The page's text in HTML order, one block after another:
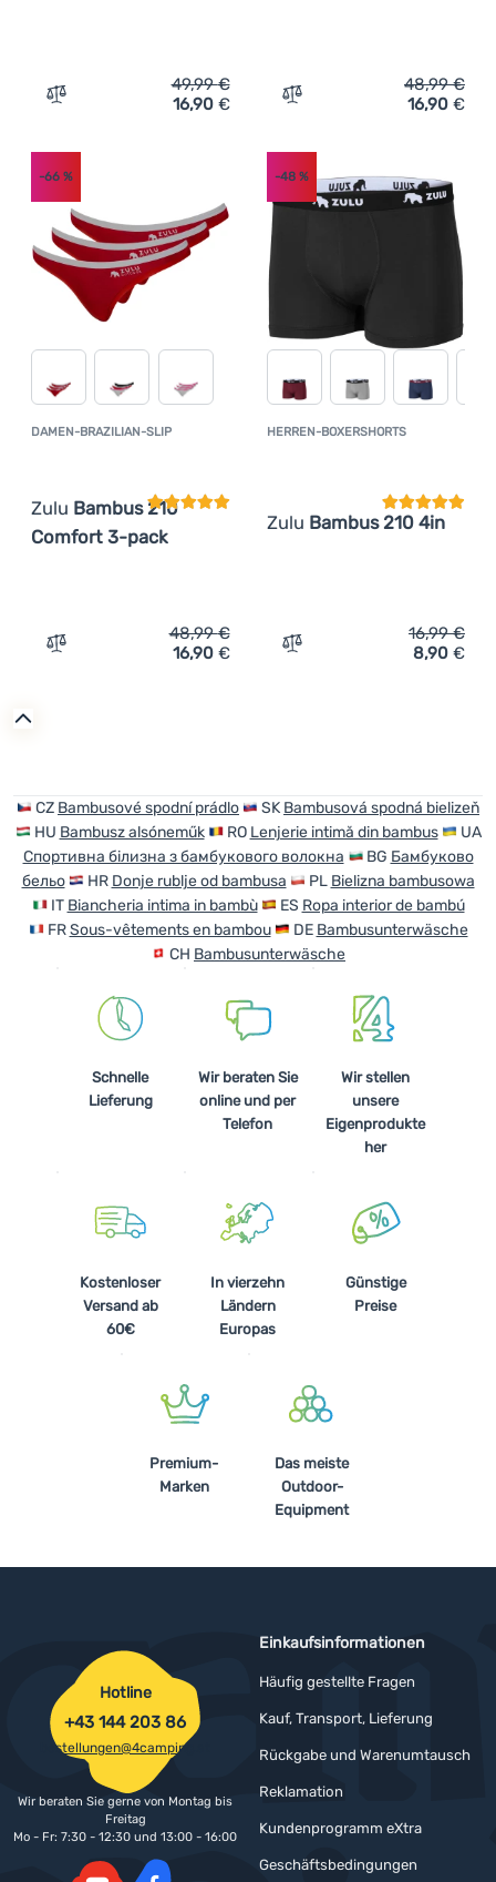
Zum Vergleich 'Damenhöschen Zulu Bambus 210
49,99€
16,90 € Zum Vergleich 'Damen-
48,99€
16,90 €
DAMEN-BRAZILIAN-SLIP
Zulu Bambus 210
Comfort 3-pack
Kundenbewertung
-66 %
Zum Vergleich 'Damen-Brazilian-Slip Zulu Bambus 210
48,99€
16,90 €
HERREN-BOXERSHORTS
Zulu Bambus 210 4in
-48%
Zum Vergleich 'Herren-
16,99€
8,90 €
CZ Bambusové spodní prádlo SK Bambusová spodná bielizeň
HU Bambusz alsóneműk RO Lenjerie intimă din bambus
UA
Спортивна білизна з бамбукового волокна
BG Бамбуково
бельо
HR Donje rublje od bambusa PL Bielizna bambusowa
IT Biancheria intima in bambù ES Ropa interior de bambú
FRSous-vêtements en bambou DE Bambusunterwäsche
CH Bambusunterwäsche
Schnelle
Lieferung
Wir beraten Sie
online und per
Telefon
Wir stellen
unsere
Eigenprodukte
her
Kostenloser
Versand ab
60€
In vierzehn
Ländern
Europas
Günstige
Preise
Premium-
Marken
Das meiste
Outdoor-
Equipment
Einkaufsinformationen
Häufig gestellte Fragen
Kauf, Transport, Lieferung
Rückgabe und Warenumtausch
Reklamation
Kundenprogramm eXtra
Geschäftsbedingungen
Hotline
+43 144 203 86
bestellungen@4camping.at
Wir beraten Sie gerne von Montag bis
Freitag
Mo - Fr: 7:30 - 12:30 und 13:00 - 16:00